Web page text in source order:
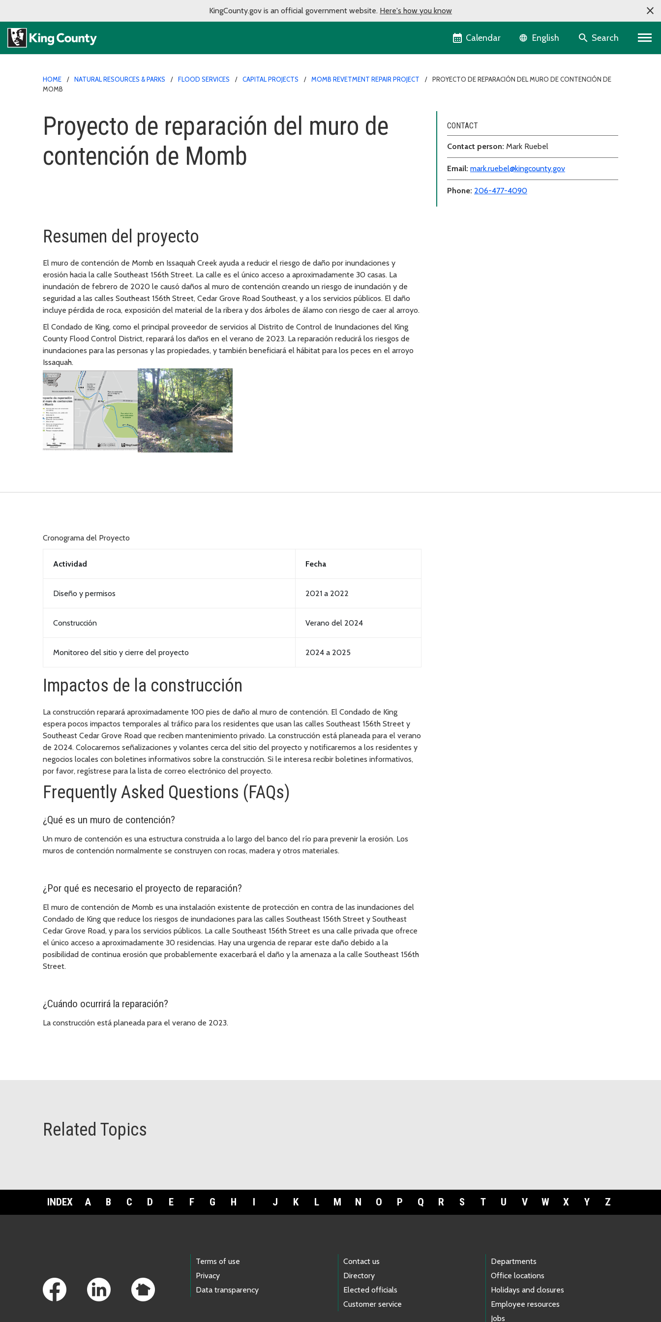
KingCounty.gov is an official government website. Here's how you know
Calendar Language selector
English Search
HOME NATURAL RESOURCES & PARKS FLOOD SERVICES CAPITAL PROJECTS MOMB REVETMENT REPAIR PROJECT
PROYECTO DE REPARACIÓN DEL MURO DE CONTENCIÓN DE
MOMB
Proyecto de reparación del muro de
contención de Momb
CONTACT
Contact person: Mark Ruebel
Email: mark.ruebel@kingcounty.gov
Phone: 206-477-4090
Resumen del proyecto
El muro de contención de Momb en Issaquah Creek ayuda a reducir el riesgo de daño por inundaciones y
erosión hacia la calle Southeast 156th Street. La calle es el único acceso a aproximadamente 30 casas. La
inundación de febrero de 2020 le causó daños al muro de contención creando un riesgo de inundación y de
seguridad a las calles Southeast 156th Street, Cedar Grove Road Southeast, y a los servicios públicos. El daño
incluye pérdida de roca, exposición del material de la ribera y dos árboles de álamo con riesgo de caer al arroyo.
El Condado de King, como el principal proveedor de servicios al Distrito de Control de Inundaciones del King
County Flood Control District, reparará los daños en el verano de 2023. La reparación reducirá los riesgos de
inundaciones para las personas y las propiedades, y también beneficiará el hábitat para los peces en el arroyo
Issaquah.
Cronograma del Proyecto
Actividad Fecha
Diseño y permisos 2021 a 2022
Construcción Verano del 2024
Monitoreo del sitio y cierre del proyecto 2024 a 2025
Impactos de la construcción
La construcción reparará aproximadamente 100 pies de daño al muro de contención. El Condado de King
espera pocos impactos temporales al tráfico para los residentes que usan las calles Southeast 156th Street y
Southeast Cedar Grove Road que reciben mantenimiento privado. La construcción está planeada para el verano
de 2024. Colocaremos señalizaciones y volantes cerca del sitio del proyecto y notificaremos a los residentes y
negocios locales con boletines informativos sobre la construcción. Si le interesa recibir boletines informativos,
por favor, regístrese para la lista de correo electrónico del proyecto.
Frequently Asked Questions (FAQs)
¿Qué es un muro de contención?
Un muro de contención es una estructura construida a lo largo del banco del río para prevenir la erosión. Los
muros de contención normalmente se construyen con rocas, madera y otros materiales.
¿Por qué es necesario el proyecto de reparación?
El muro de contención de Momb es una instalación existente de protección en contra de las inundaciones del
Condado de King que reduce los riesgos de inundaciones para las calles Southeast 156th Street y Southeast
Cedar Grove Road, y para los servicios públicos. La calle Southeast 156th Street es una calle privada que ofrece
el único acceso a aproximadamente 30 residencias. Hay una urgencia de reparar este daño debido a la
posibilidad de continua erosión que probablemente exacerbará el daño y la amenaza a la calle Southeast 156th
Street.
¿Cuándo ocurrirá la reparación?
La construcción está planeada para el verano de 2023.
Related Topics
INDEX A B C D E F G H I J K L M N O P Q R S T U V W X Y Z
Terms of use
Privacy
Data transparency
Contact us
Directory
Elected officials
Customer service
Departments
Office locations
Holidays and closures
Employee resources
Jobs